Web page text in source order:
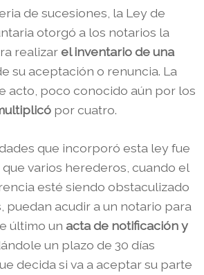
de sucesiones, la Ley de
otorgó a los notarios la
realizarel inventario de una
su aceptación o renuncia. La
acto, poco conocido aún por los
por cuatro.
que incorporó esta ley fue
varios herederos, cuando el
esté siendo obstaculizado
puedan acudir a un notario para
último un acta de notificación y
un plazo de 30 días
decida si va a aceptar su parte